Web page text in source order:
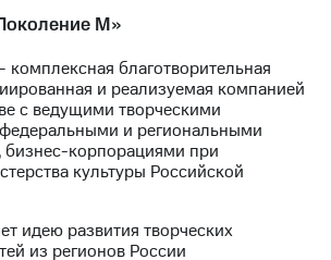
М»
благотворительная
и реализуемая компанией
с ведущими творческими
и региональными
бизнес-корпорациями при
культуры Российской
идею развития творческих
из регионов России